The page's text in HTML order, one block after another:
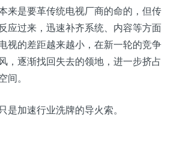
来是要革传统电视厂商的命的，但传
应过来，迅速补齐系统、内容等方面
视的差距越来越小，在新一轮的竞争
，逐渐找回失去的领地，进一步挤占
间。
是加速行业洗牌的导火索。